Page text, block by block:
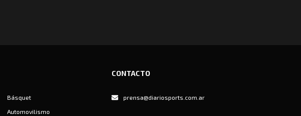
Básquet
Automovilismo
CONTACTO
prensa@diariosports.com.ar